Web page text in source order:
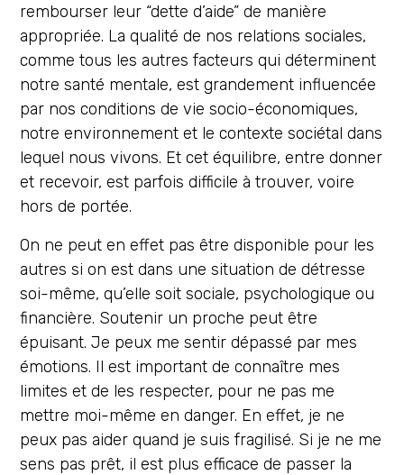
rembourser leur “dette d’aide” de manière
appropriée. La qualité de nos relations sociales,
comme tous les autres facteurs qui déterminent
notre santé mentale, est grandement influencée
par nos conditions de vie socio-économiques,
notre environnement et le contexte sociétal dans
lequel nous vivons. Et cet équilibre, entre donner
et recevoir, est parfois difficile à trouver, voire
hors de portée.
On ne peut en effet pas être disponible pour les
autres si on est dans une situation de détresse
soi-même, qu’elle soit sociale, psychologique ou
financière. Soutenir un proche peut être
épuisant. Je peux me sentir dépassé par mes
émotions. Il est important de connaître mes
limites et de les respecter, pour ne pas me
mettre moi-même en danger. En effet, je ne
peux pas aider quand je suis fragilisé. Si je ne me
sens pas prêt, il est plus efficace de passer la